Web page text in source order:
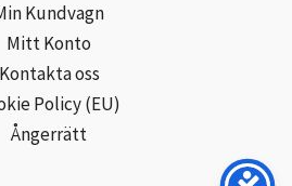
Kundvagn
Mitt Konto
Kontakta oss
Policy (EU)
Ångerrätt